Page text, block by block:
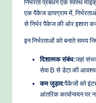
निर्भरता प्रबंधन एक स्वस्थ
एक पैकेज डायग्राम में, निर्भरताओं
से निर्भर पैकेज की ओर इशारा
इन निर्भरताओं को बनाते समय
दिशात्मक संबंध:जहां संभव
सेवा B से डेटा की
कम जुड़ाव:पैकेजों को
आंतरिक कार्यान्वयन पर